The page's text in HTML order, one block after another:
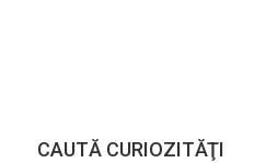
CAUTĂ CURIOZITĂŢI